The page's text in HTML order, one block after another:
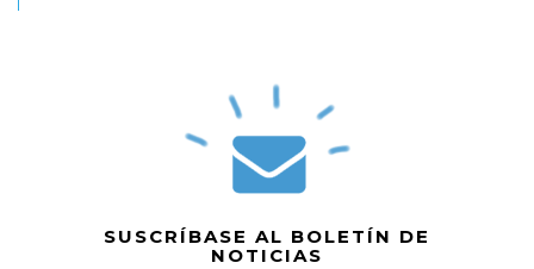
SUSCRÍBASE AL BOLETÍN DE
NOTICIAS